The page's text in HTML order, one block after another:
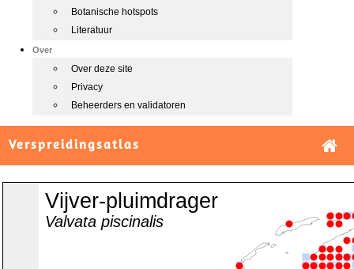
Botanische hotspots
Literatuur
Over
Over deze site
Privacy
Beheerders en validatoren
Verspreidingsatlas